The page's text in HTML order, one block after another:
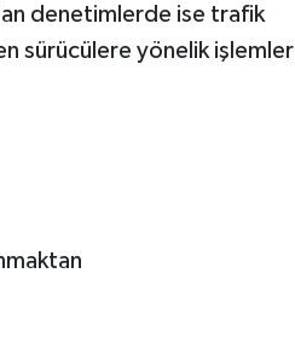
denetimlerde ise trafik
sürücülere yönelik işlemler